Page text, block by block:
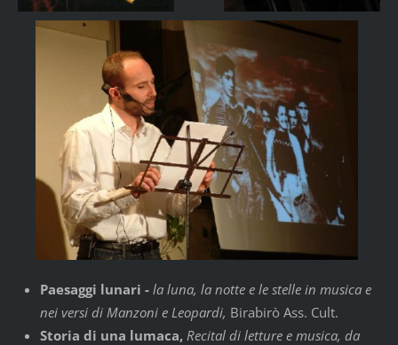
Paesaggi lunari - la luna, la notte e le stelle in musica e
nei versi di Manzoni e Leopardi, Birabirò Ass. Cult.
Storia di una lumaca, Recital di letture e musica, da